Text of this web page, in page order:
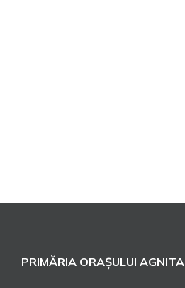
PRIMĂRIA ORAȘULUI AGNITA